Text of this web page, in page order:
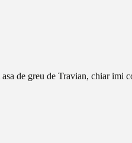
de greu de Travian, chiar imi